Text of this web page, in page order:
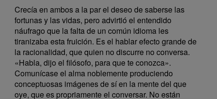
Crecía en ambos a la par el deseo de saberse las
fortunas y las vidas, pero advirtió el entendido
náufrago que la falta de un común idioma les
tiranizaba esta fruición. Es el hablar efecto grande de
la racionalidad, que quien no discurre no conversa.
«Habla, dijo el filósofo, para que te conozca».
Comunícase el alma noblemente produciendo
conceptuosas imágenes de sí en la mente del que
oye, que es propriamente el conversar. No están